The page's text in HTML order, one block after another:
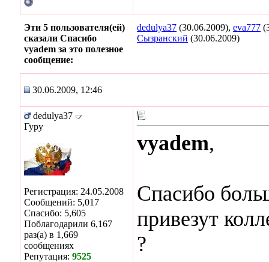
Эти 5 пользователя(ей)
сказали Спасибо
vyadem за это полезное
сообщение:
dedulya37 (30.06.2009), eva777
Сызранский (30.06.2009)
30.06.2009, 12:46
dedulya37
Гуру
Регистрация: 24.05.2008
Сообщений: 5,017
Спасибо: 5,605
Поблагодарили 6,167
раз(а) в 1,669
сообщениях
Репутация: 9525
vyadem,
Спасибо
привезут
?